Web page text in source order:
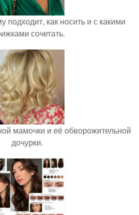
подходит, как носить и с какими
сочетать.
мамочки и её обворожительной
дочурки.